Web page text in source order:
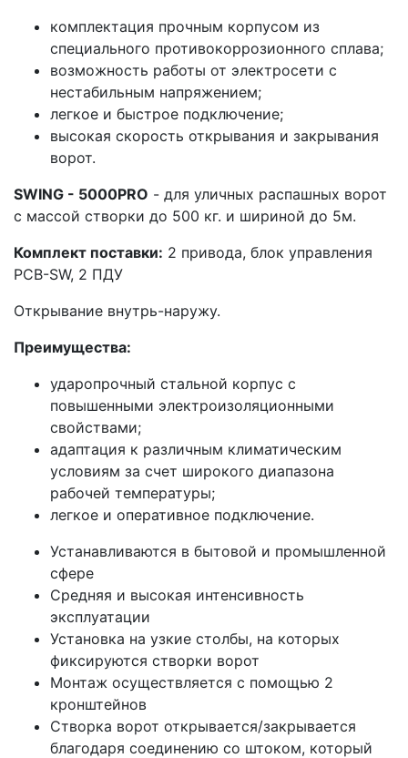
комплектация прочным корпусом из
специального противокоррозионного сплава;
возможность работы от электросети с
нестабильным напряжением;
легкое и быстрое подключение;
высокая скорость открывания и закрывания
ворот.
SWING - 5000PRO - для уличных распашных ворот
с массой створки до 500 кг. и шириной до 5м.
Комплект поставки: 2 привода, блок управления
РСВ-SW, 2 ПДУ
Открывание внутрь-наружу.
Преимущества:
ударопрочный стальной корпус с
повышенными электроизоляционными
свойствами;
адаптация к различным климатическим
условиям за счет широкого диапазона
рабочей температуры;
легкое и оперативное подключение.
Устанавливаются в бытовой и промышленной
сфере
Средняя и высокая интенсивность
эксплуатации
Установка на узкие столбы, на которых
фиксируются створки ворот
Монтаж осуществляется с помощью 2
кронштейнов
Створка ворот открывается/закрывается
благодаря соединению со штоком, который